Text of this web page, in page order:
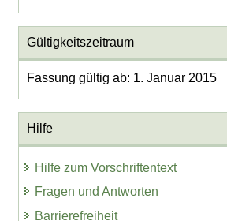
Gültigkeitszeitraum
Fassung gültig ab: 1. Januar 2015
Hilfe
Hilfe zum Vorschriftentext
Fragen und Antworten
Barrierefreiheit